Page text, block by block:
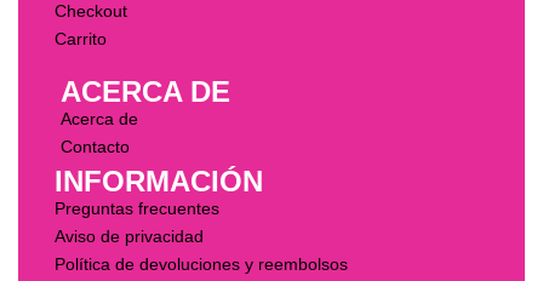
Checkout
Carrito
ACERCA DE
Acerca de
Contacto
INFORMACIÓN
Preguntas frecuentes
Aviso de privacidad
Política de devoluciones y reembolsos